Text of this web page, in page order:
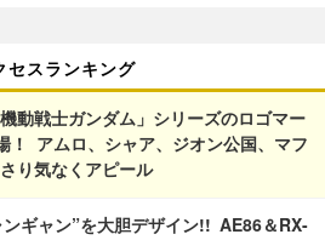
セスランキング
動戦士ガンダム」シリーズのロゴマー
！ アムロ、シャア、ジオン公国、マフ
り気なくアピール
ンギャン”を大胆デザイン!! AE86＆RX-